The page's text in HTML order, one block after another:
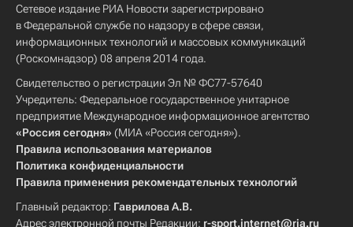
Сетевое издание РИА Новости зарегистрировано
в Федеральной службе по надзору в сфере связи,
информационных технологий и массовых коммуникаций
(Роскомнадзор) 08 апреля 2014 года.
Свидетельство о регистрации Эл № ФС77-57640
Учредитель: Федеральное государственное унитарное
предприятие Международное информационное агентство
«Россия сегодня» (МИА «Россия сегодня»).
Правила использования материалов
Политика конфиденциальности
Правила применения рекомендательных технологий
Главный редактор: Гаврилова А.В.
Адрес электронной почты Редакции: r-sport.internet@ria.ru